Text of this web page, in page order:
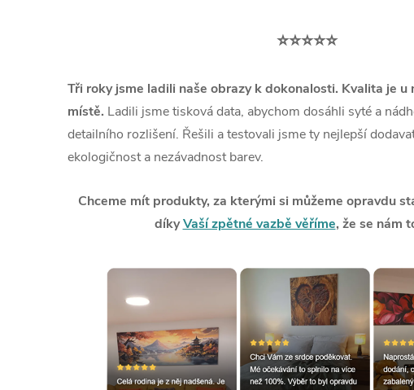
⭐⭐⭐⭐⭐
Tři roky jsme ladili naše obrazy k dokonalosti. Kvalita je u
místě. Ladili jsme tisková data, abychom dosáhli syté a
detailního rozlišení. Řešili a testovali jsme ty nejlepší
ekologičnost a nezávadnost barev.
Chceme mít produkty, za kterými si můžeme opravdu
díkyVaší zpětné vazbě věříme, že se nám